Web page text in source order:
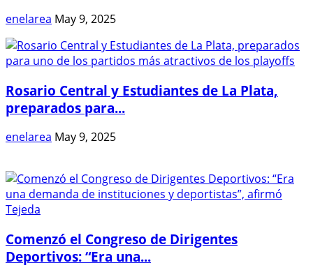
enelarea May 9, 2025
Rosario Central y Estudiantes de La Plata,
preparados para...
enelarea May 9, 2025
Comenzó el Congreso de Dirigentes
Deportivos: “Era una...